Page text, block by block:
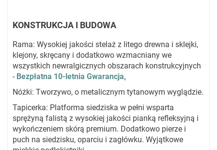
KONSTRUKCJA I BUDOWA
Rama: Wysokiej jakości stelaż z litego drewna i sklejki,
klejony, skręcany i dodatkowo wzmacniany we
wszystkich newralgicznych obszarach konstrukcyjnych
- Bezpłatna 10-letnia Gwarancja,
Nóżki: Tworzywo, o metalicznym tytanowym wyglądzie.
Tapicerka: Platforma siedziska w pełni wsparta
sprężyną falistą z wysokiej jakości pianką refleksyjną i
wykończeniem skórą premium. Dodatkowo pierze i
puch na siedzisku, oparciu i zagłówku. Wyjątkowe